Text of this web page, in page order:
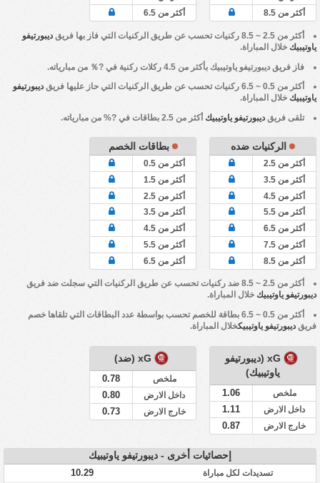
أكثر من 8.5
أكثر من 6.5
أكثر من 2.5 ~ 8.5 ركنيات تحسب عن طريق الركنيات التي فاز بها فريق
ديبورتيفو
ياوتيبيك خلال المباراة.
فاز فريق ديبورتيفو ياوتيبيك بأكثر من 4.5 ركلات ركنية في ?％ من مبارياته.
أكثر من 0.5 ~ 6.5 ركنيات تحسب عن طريق الركنيات التي حاز عليها فريق
ديبورتيفو
ياوتيبيك خلال المباراة.
تلقى فريق ديبورتيفو ياوتيبيك أكثر من 2.5 بطاقات في ?% من مبارياته.
الركنيات ضده
أكثر من 2.5
أكثر من 3.5
أكثر من 4.5
أكثر من 5.5
أكثر من 6.5
أكثر من 7.5
أكثر من 8.5
بطاقات الخصم
أكثر من 0.5
أكثر من 1.5
أكثر من 2.5
أكثر من 3.5
أكثر من 4.5
أكثر من 5.5
أكثر من 6.5
أكثر من 2.5 ~ 8.5 ضد ركنيات تحسب عن طريق الركنيات التي سجلت ضد فريق
ديبورتيفو ياوتيبيك خلال المباراة.
أكثر من 0.5 ~ 6.5 بطاقة للخصم تحسب بواسطة عدد البطاقات التي تلقاها خصم
فريق ديبورتيفو ياوتيبيكخلال المباراة.
xG (ديبورتيفو
ياوتيبيك)
ملخص 1.06
داخل الارض 1.11
خارج الارض 0.87
xG (ضد)
ملخص 0.78
داخل الارض 0.80
خارج الارض 0.73
إحصائيات أخرى - ديبورتيفو ياوتيبيك
تسديدات لكل مباراة 10.29